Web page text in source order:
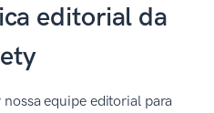
editorial da
equipe editorial para